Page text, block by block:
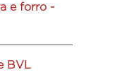
e forro -
BVL